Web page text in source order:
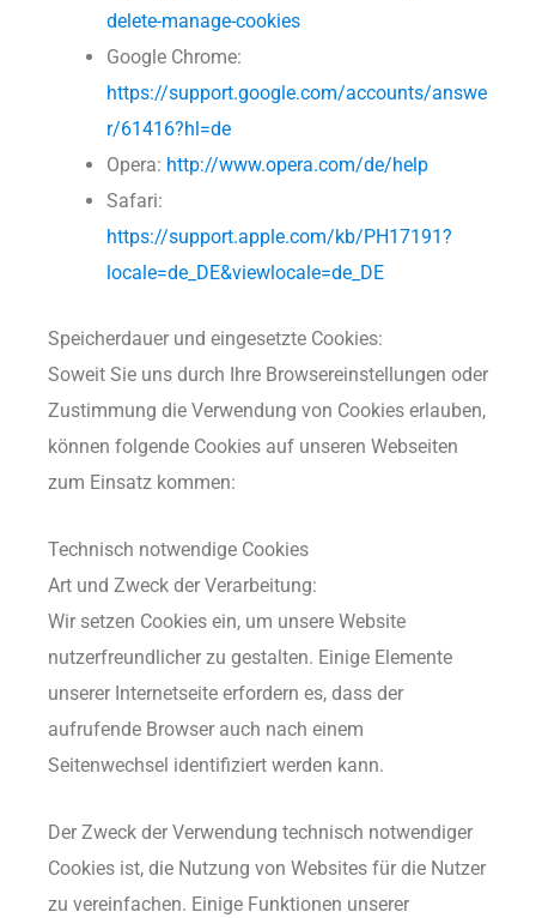
delete-manage-cookies
Google Chrome:
https://support.google.com/accounts/answe
r/61416?hl=de
Opera: http://www.opera.com/de/help
Safari:
https://support.apple.com/kb/PH17191?
locale=de_DE&viewlocale=de_DE
Speicherdauer und eingesetzte Cookies:
Soweit Sie uns durch Ihre Browsereinstellungen oder
Zustimmung die Verwendung von Cookies erlauben,
können folgende Cookies auf unseren Webseiten
zum Einsatz kommen:
Technisch notwendige Cookies
Art und Zweck der Verarbeitung:
Wir setzen Cookies ein, um unsere Website
nutzerfreundlicher zu gestalten. Einige Elemente
unserer Internetseite erfordern es, dass der
aufrufende Browser auch nach einem
Seitenwechsel identifiziert werden kann.
Der Zweck der Verwendung technisch notwendiger
Cookies ist, die Nutzung von Websites für die Nutzer
zu vereinfachen. Einige Funktionen unserer